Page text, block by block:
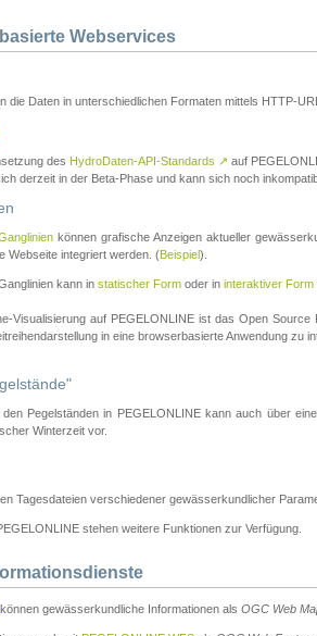
Webservices
die Daten in unterschiedlichen Formaten mittels HTTP-
des HydroDaten-API-Standards ↗ auf
derzeit in der Beta-Phase und kann sich noch
können grafische Anzeigen aktueller
Webseite integriert werden. (Beispiel).
kann in statischer Form oder in interaktiver Form
Visualisierung auf PEGELONLINE ist das Open Source
in eine browserbasierte Anwendung zu
den Pegelständen in PEGELONLINE kann auch über
Winterzeit vor.
Tagesdateien verschiedener gewässerkundlicher
stehen weitere Funktionen zur Verfügung.
können gewässerkundliche Informationen als OGC Web